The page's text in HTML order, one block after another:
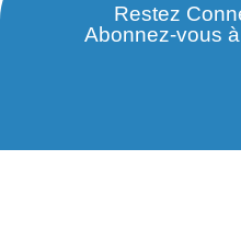
Restez
Abonnez-vous